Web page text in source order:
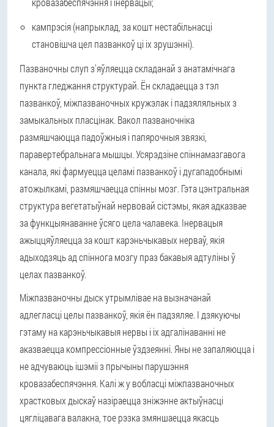
кампрэсія (напрыклад, за кошт нестабільнасці
становішча цел пазванкоў ці іх зрушэнні).
Пазваночны слуп з'яўляецца складанай з анатамічнага
пункта гледжання структурай. Ён складаецца з тэл
пазванкоў, міжпазваночных кружэлак і падзяляльных з
замыкальных пласцінак. Вакол пазваночніка
размяшчаюцца падоўжныя і папярочныя звязкі,
паравертебральнага мышцы. Усярэдзіне спіннамазгавога
канала, які фармуецца целамі пазванкоў і дугападобнымі
атожылкамі, размяшчаецца спінны мозг. Гэта цэнтральная
структура вегетатыўнай нервовай сістэмы, якая адказвае
за функцыянаванне ўсяго цела чалавека. Інервацыя
ажыццяўляецца за кошт карэньчыкавых нерваў, якія
адыходзяць ад спіннога мозгу праз бакавыя адтуліны ў
целах пазванкоў.
Міжпазваночны дыск утрымлівае на вызначанай
адлегласці целы пазванкоў, якія ён падзяляе. І дзякуючы
гэтаму на карэньчыкавыя нервы і іх адгалінаванні не
аказваецца компрессіонные ўздзеянні. Яны не запаляюцца і
не адчуваюць ішэміі з прычыны парушэння
кровазабеспячэння. Калі ж у вобласці міжпазваночных
храстковых дыскаў назіраецца зніжэнне актыўнасці
цягліцавага валакна, тое рэзка змяншаецца якасць